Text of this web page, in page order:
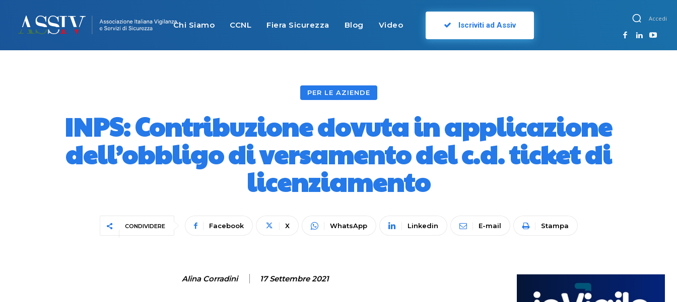
Chi Siamo CCNL Fiera Sicurezza Blog Video Iscriviti ad Assiv
Accedi
PER LE AZIENDE
INPS: Contribuzione dovuta in applicazione
dell’obbligo di versamento del c.d. ticket di
licenziamento
CONDIVIDERE Facebook X WhatsApp Linkedin E-mail Stampa
Alina Corradini 17 Settembre 2021